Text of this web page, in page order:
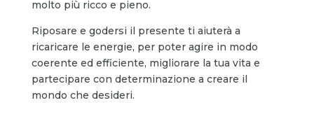
molto più ricco e pieno.
Riposare e godersi il presente ti aiuterà a
ricaricare le energie, per poter agire in modo
coerente ed efficiente, migliorare la tua vita e
partecipare con determinazione a creare il
mondo che desideri.